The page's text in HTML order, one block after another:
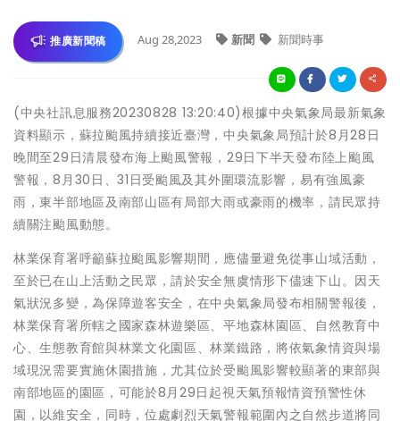
推廣新聞稿 Aug 28,2023 新聞 新聞時事
(中央社訊息服務20230828 13:20:40)根據中央氣象局最新氣象
資料顯示，蘇拉颱風持續接近臺灣，中央氣象局預計於8月28日
晚間至29日清晨發布海上颱風警報，29日下半天發布陸上颱風
警報，8月30日、31日受颱風及其外圍環流影響，易有強風豪
雨，東半部地區及南部山區有局部大雨或豪雨的機率，請民眾持
續關注颱風動態。
林業保育署呼籲蘇拉颱風影響期間，應儘量避免從事山域活動，
至於已在山上活動之民眾，請於安全無虞情形下儘速下山。因天
氣狀況多變，為保障遊客安全，在中央氣象局發布相關警報後，
林業保育署所轄之國家森林遊樂區、平地森林園區、自然教育中
心、生態教育館與林業文化園區、林業鐵路，將依氣象情資與場
域現況需要實施休園措施，尤其位於受颱風影響較顯著的東部與
南部地區的園區，可能於8月29日起視天氣預報情資預警性休
園，以維安全，同時，位處劇烈天氣警報範圍內之自然步道將同